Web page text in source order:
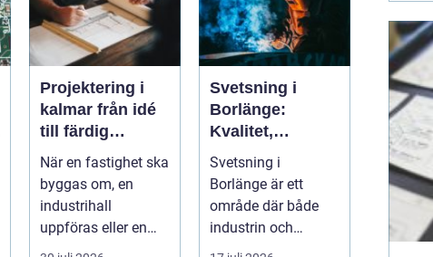
Projektering i
kalmar från idé
till färdig
lösning
När en fastighet ska
byggas om, en
industrihall
uppföras eller en
lantbruksanläggnin
Svetsning i
Borlänge:
Kvalitet,
precision och
hållbara
konstruktioner
Svetsning i
Borlänge är ett
område där både
industrin och
mindre verkst&a...
lokal
När
letar